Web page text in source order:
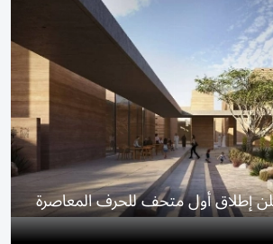
إطلاق أول متحف للحرف المعاصرة